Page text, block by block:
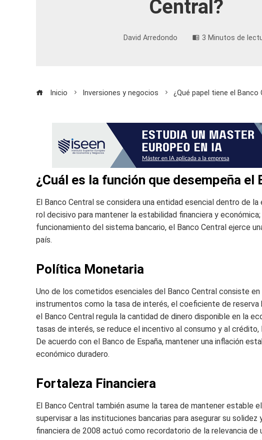
Central?
David Arredondo 3 Minutos de
Inicio Inversiones y negocios ¿Qué papel tiene el Banco
¿Cuál es la función que desempeña el
El Banco Central se considera una entidad esencial dentro de
rol decisivo para mantener la estabilidad financiera y
funcionamiento del sistema bancario, el Banco Central ejerce
país.
Política Monetaria
Uno de los cometidos esenciales del Banco Central consiste
instrumentos como la tasa de interés, el coeficiente de reserva
el Banco Central regula la cantidad de dinero disponible en la
tasas de interés, se reduce el incentivo al consumo y al
De acuerdo con el Banco de España, mantener una inflación
económico duradero.
Fortaleza Financiera
El Banco Central también asume la tarea de mantener estable
supervisar a las instituciones bancarias para asegurar su
financiera de 2008 actuó como recordatorio de la relevancia de